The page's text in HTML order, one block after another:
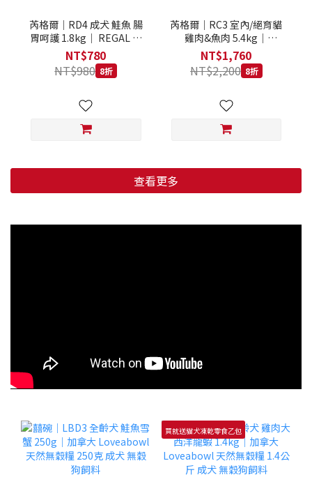
芮格爾｜RD4 成犬 鮭魚 腸
胃呵護 1.8kg｜ REGAL 天
然犬糧 狗飼料
NT$780
NT$980 8折
芮格爾｜RC3 室內/絕育貓
雞肉&魚肉 5.4kg｜
REGAL 天然貓糧 貓飼料
NT$1,760
NT$2,200 8折
查看更多
買就送貓犬凍乾零食乙包